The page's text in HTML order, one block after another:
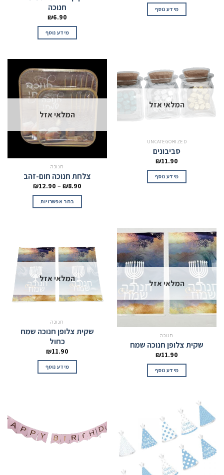
מידע נוסף
חנוכה
₪6.90
מידע נוסף
המלאי אזל
UNCATEGORIZED
סביבונים
₪11.90
מידע נוסף
המלאי אזל
חנוכה
צלחת חנוכה חום-זהב
₪8.90
–
₪12.90
בחר אפשרויות
המלאי אזל
חנוכה
שקית צלופן חנוכה שמח
₪11.90
מידע נוסף
המלאי אזל
חנוכה
שקית צלופן חנוכה שמח
כחול
₪11.90
מידע נוסף